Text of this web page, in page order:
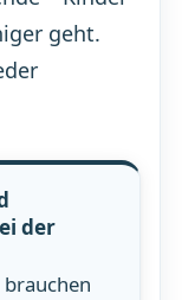
geht.
der